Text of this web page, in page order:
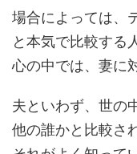
場合によっては、
と本気で比較する
心の中では、妻に
夫といわず、世の
他の誰かと比較さ